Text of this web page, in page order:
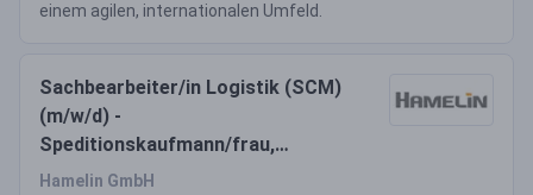
einem agilen, internationalen Umfeld.
Sachbearbeiter/in Logistik (SCM)
(m/w/d) -
Speditionskaufmann/frau,
Industriekaufmann/frau,
Hamelin GmbH